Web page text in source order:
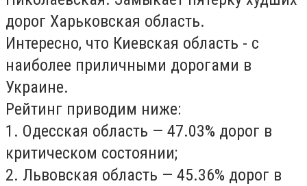
дорог Харьковская область.
Интересно, что Киевская область - с
наиболее приличными дорогами в
Украине.
Рейтинг приводим ниже:
1. Одесская область — 47.03% дорог в
критическом состоянии;
2. Львовская область — 45.36% дорог в